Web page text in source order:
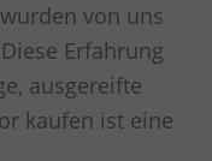
von uns
Erfahrung
ausgereifte
kaufen ist eine